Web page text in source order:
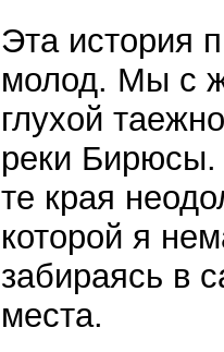
Эта история
молод. Мы с
глухой
реки Бирюсы.
те края
которой я
забираясь в
места.